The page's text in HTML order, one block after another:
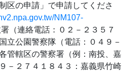
区の申請」で申請してくださ
NM107-
（連絡電話：０２－２３５７
立公園警察隊（電話：０４９－
管轄区の警察署（例：南投、嘉
－２７４１８４３：嘉義県竹崎